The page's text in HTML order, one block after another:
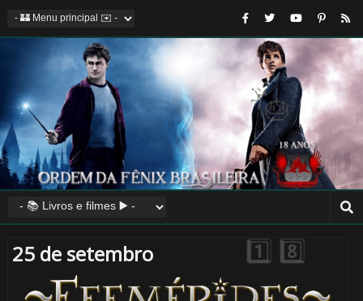
25 de setembro
1️⃣ 8️⃣
🎈